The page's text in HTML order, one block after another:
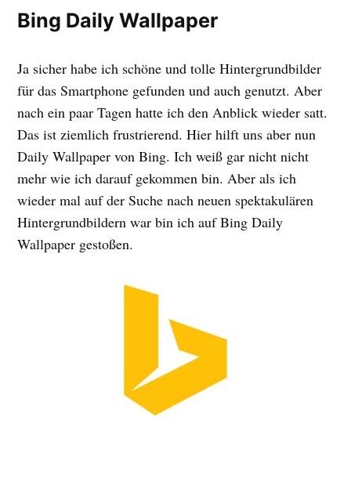
Bing Daily Wallpaper
Ja sicher habe ich schöne und tolle Hintergrundbilder
für das Smartphone gefunden und auch genutzt. Aber
nach ein paar Tagen hatte ich den Anblick wieder satt.
Das ist ziemlich frustrierend. Hier hilft uns aber nun
Daily Wallpaper von Bing. Ich weiß gar nicht nicht
mehr wie ich darauf gekommen bin. Aber als ich
wieder mal auf der Suche nach neuen spektakulären
Hintergrundbildern war bin ich auf Bing Daily
Wallpaper gestoßen.